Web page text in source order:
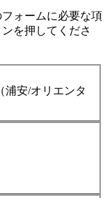
ォームに必要な項
を押してくださ
浦安/オリエンタ